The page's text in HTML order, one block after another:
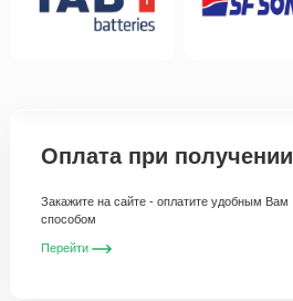
Оплата при получении
Закажите на сайте - оплатите удобным Вам
способом
Перейти